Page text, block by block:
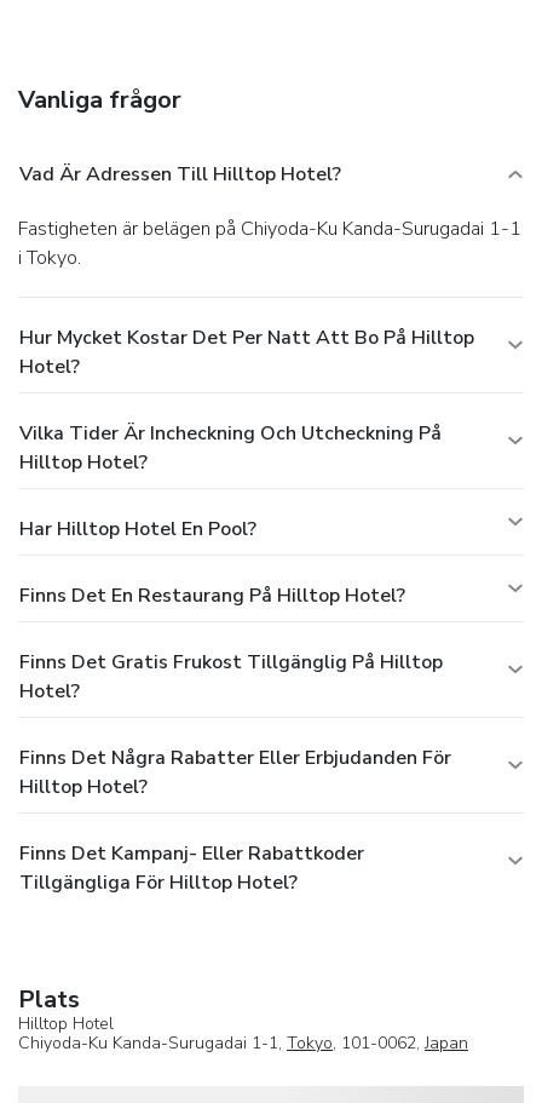
Vanliga frågor
Vad Är Adressen Till Hilltop Hotel?
Fastigheten är belägen på Chiyoda-Ku Kanda-Surugadai 1-1
i Tokyo.
Hur Mycket Kostar Det Per Natt Att Bo På Hilltop
Hotel?
Vilka Tider Är Incheckning Och Utcheckning På
Hilltop Hotel?
Har Hilltop Hotel En Pool?
Finns Det En Restaurang På Hilltop Hotel?
Finns Det Gratis Frukost Tillgänglig På Hilltop
Hotel?
Finns Det Några Rabatter Eller Erbjudanden För
Hilltop Hotel?
Finns Det Kampanj- Eller Rabattkoder
Tillgängliga För Hilltop Hotel?
Plats
Hilltop Hotel
Chiyoda-Ku Kanda-Surugadai 1-1, Tokyo, 101-0062,Japan